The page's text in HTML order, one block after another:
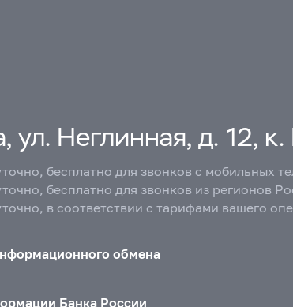
ул. Неглинная, д. 12,
бесплатно для звонков с мобильных
бесплатно для звонков из регионов
в соответствии с тарифами вашего
обмена
Банка России